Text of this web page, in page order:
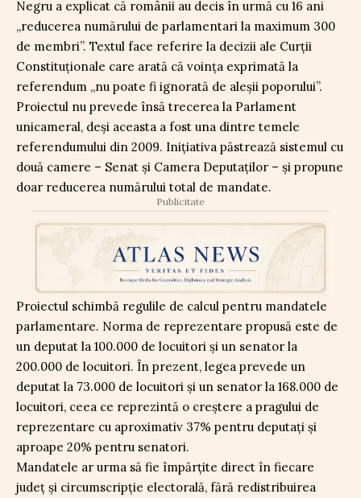
Negru a explicat că românii au decis în urmă cu 16 ani
„reducerea numărului de parlamentari la maximum 300
de membri”. Textul face referire la decizii ale Curții
Constituționale care arată că voința exprimată la
referendum „nu poate fi ignorată de aleșii poporului”.
Proiectul nu prevede însă trecerea la Parlament
unicameral, deși aceasta a fost una dintre temele
referendumului din 2009. Inițiativa păstrează sistemul cu
două camere – Senat și Camera Deputaților – și propune
doar reducerea numărului total de mandate.
Publicitate
Proiectul schimbă regulile de calcul pentru mandatele
parlamentare. Norma de reprezentare propusă este de
un deputat la 100.000 de locuitori și un senator la
200.000 de locuitori. În prezent, legea prevede un
deputat la 73.000 de locuitori și un senator la 168.000 de
locuitori, ceea ce reprezintă o creștere a pragului de
reprezentare cu aproximativ 37% pentru deputați și
aproape 20% pentru senatori.
Mandatele ar urma să fie împărțite direct în fiecare
județ și circumscripție electorală, fără redistribuirea